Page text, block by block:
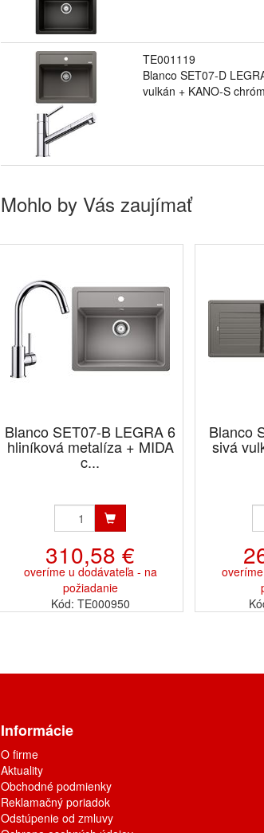
TE001119
Blanco SET07-D
vulkán + KANO-S chróm
Mohlo by Vás zaujímať
Blanco SET07-B LEGRA 6
hliníková metalíza + MIDA
c...
310,58 €
overíme u dodávateľa - na
požiadanie
Kód: TE000950
Blanco
sivá
Informácie
O firme
Aktuality
Obchodné podmienky
Reklamačný poriadok
Odstúpenie od zmluvy